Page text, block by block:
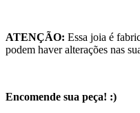
ATENÇÃO: Essa joia é
podem haver alterações nas
Encomende sua peça! :)